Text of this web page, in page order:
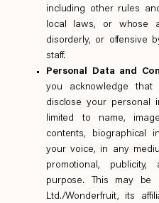
including other rules
local laws, or whose
disorderly, or offensive
staff.
Personal Data and
you acknowledge
disclose your personal
limited to name,
contents, biographical
your voice, in any
promotional,
purpose. This may be
Ltd./Wonderfruit, its